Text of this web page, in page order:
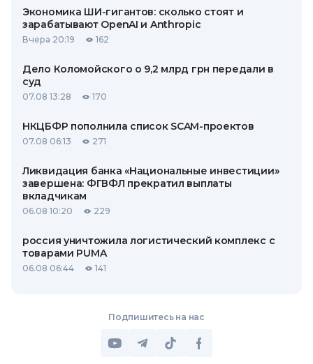
Экономика ШИ-гигантов: сколько стоят и
зарабатывают OpenAI и Anthropic
Вчера 20:19 162
Дело Коломойского о 9,2 млрд грн передали в
суд
07.08 13:28 170
НКЦБФР пополнила список SCAM-проектов
07.08 06:13 271
Ликвидация банка «Национальные инвестиции»
завершена: ФГВФЛ прекратил выплаты
вкладчикам
06.08 10:20 229
россия уничтожила логистический комплекс с
товарами PUMA
06.08 06:44 141
Подпишитесь на нас